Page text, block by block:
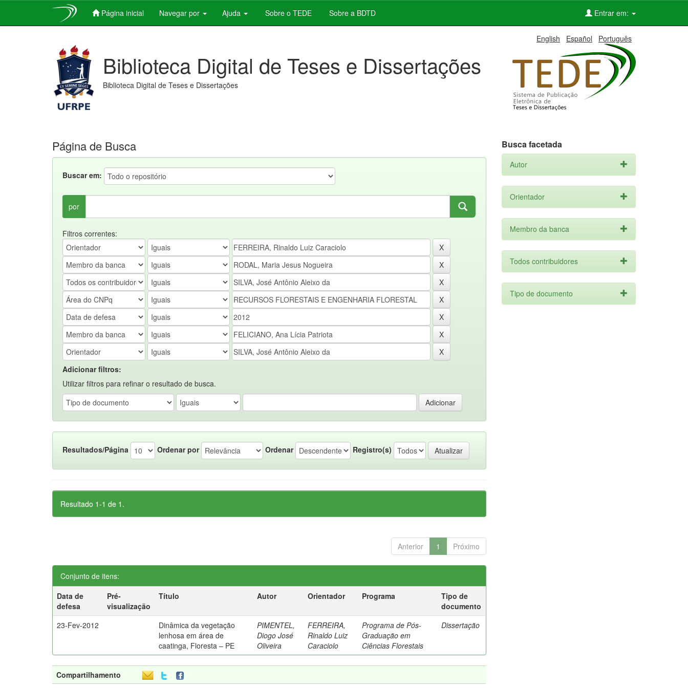
Página inicial Navegar por Ajuda Sobre o TEDE Sobre a BDTD Entrar em:
English Español Português
Biblioteca Digital de Teses e Dissertações
Biblioteca Digital de Teses e Dissertações
Página de Busca
Buscar em:
por
Filtros correntes:
Adicionar filtros:
Utilizar filtros para refinar o resultado de busca.
Resultados/Página Ordenar por Ordenar Registro(s)
Resultado 1-1 de 1.
Anterior 1 Próximo
Conjunto de itens:
Data de
defesa
Pré-
visualização
Título Autor Orientador Programa
Tipo de
documento
23-Fev-2012
Dinâmica da vegetação
lenhosa em área de
caatinga, Floresta – PE
PIMENTEL,
Diogo José
Oliveira
FERREIRA,
Rinaldo Luiz
Caraciolo
Programa de Pós-
Graduação em
Ciências Florestais
Dissertação
Compartilhamento
Busca facetada
Autor
Orientador
Membro da banca
Todos contribuidores
Tipo de documento